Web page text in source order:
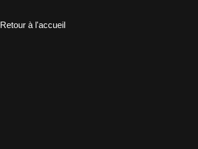
Retour à l'accueil